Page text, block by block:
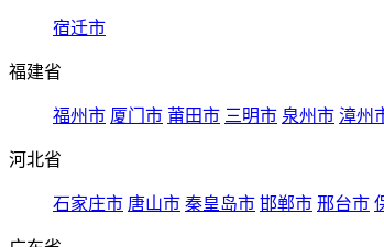
宿迁市
福建省
福州市 厦门市 莆田市 三明市 泉州市 漳州
河北省
石家庄市 唐山市 秦皇岛市 邯郸市 邢台市